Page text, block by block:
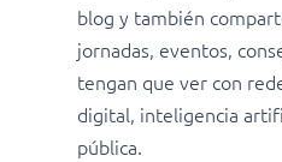
blog y también
jornadas, eventos,
tengan que ver con
digital, inteligencia
pública.